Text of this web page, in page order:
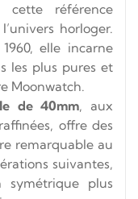
cette référence
horloger.
elle incarne
les plus pures et
Moonwatch.
de 40mm, aux
offre des
remarquable au
suivantes,
symétrique plus